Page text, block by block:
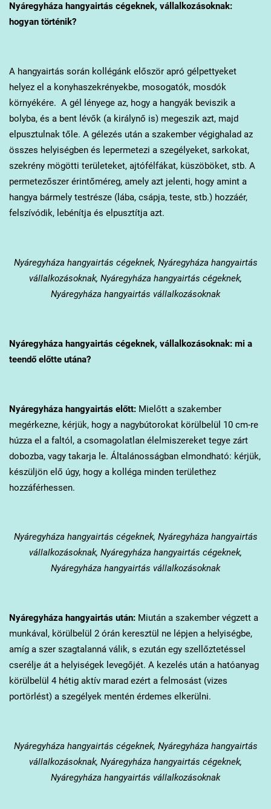
Nyáregyházahangyairtás cégeknek, vállalkozásoknak:
hogyan történik?
A hangyairtás során kollégánk először apró gélpettyeket
helyez el a konyhaszekrényekbe, mosogatók, mosdók
környékére. A gél lényege az, hogy a hangyák beviszik a
bolyba, és a bent lévők (a királynő is) megeszik azt, majd
elpusztulnak tőle. A gélezés után a szakember végighalad az
összes helyiségben és lepermetezi a szegélyeket, sarkokat,
szekrény mögötti területeket, ajtófélfákat, küszöböket, stb. A
permetezőszer érintőméreg, amely azt jelenti, hogy amint a
hangya bármely testrésze (lába, csápja, teste, stb.) hozzáér,
felszívódik, lebénítja és elpusztítja azt.
Nyáregyháza hangyairtás cégeknek, Nyáregyháza hangyairtás
vállalkozásoknak, Nyáregyháza hangyairtás cégeknek,
Nyáregyháza hangyairtás vállalkozásoknak
Nyáregyházahangyairtás cégeknek, vállalkozásoknak: mi a
teendő előtte utána?
Nyáregyházahangyairtás előtt:Mielőtt a szakember
megérkezne, kérjük, hogy a nagybútorokat körülbelül 10 cm-re
húzza el a faltól, a csomagolatlan élelmiszereket tegye zárt
dobozba, vagy takarja le. Általánosságban elmondható: kérjük,
készüljön elő úgy, hogy a kolléga minden területhez
hozzáférhessen.
Nyáregyháza hangyairtás cégeknek, Nyáregyháza hangyairtás
vállalkozásoknak, Nyáregyháza hangyairtás cégeknek,
Nyáregyháza hangyairtás vállalkozásoknak
Nyáregyházahangyairtás után:Miután a szakember végzett a
munkával, körülbelül 2 órán keresztül ne lépjen a helyiségbe,
amíg a szer szagtalanná válik, s ezután egy szellőztetéssel
cserélje át a helyiségek levegőjét. A kezelés után a hatóanyag
körülbelül 4 hétig aktív marad ezért a felmosást (vizes
portörlést) a szegélyek mentén érdemes elkerülni.
Nyáregyháza hangyairtás cégeknek, Nyáregyháza hangyairtás
vállalkozásoknak, Nyáregyháza hangyairtás cégeknek,
Nyáregyháza hangyairtás vállalkozásoknak